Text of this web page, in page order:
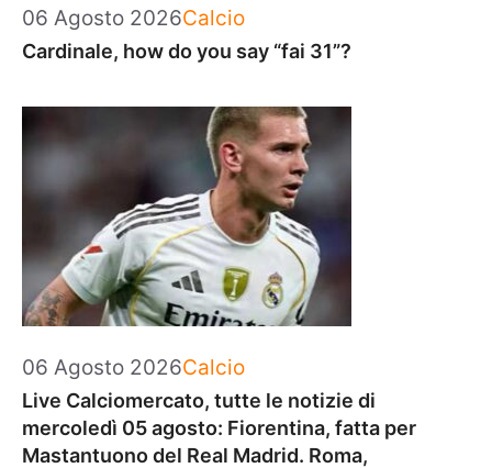
06 Agosto 2026Categorie
Calcio
Cardinale, how do you say “fai 31”?
06 Agosto 2026Categorie
Calcio
Live Calciomercato, tutte le notizie di
mercoledì 05 agosto: Fiorentina, fatta per
Mastantuono del Real Madrid. Roma,